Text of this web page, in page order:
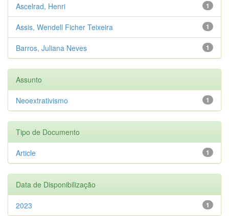
1
Ascelrad, Henri
1
Assis, Wendell Ficher Teixeira
1
Barros, Juliana Neves
Assunto
1
Neoextrativismo
Tipo de Documento
1
Article
Data de Disponibilização
1
2023